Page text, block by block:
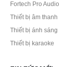
Fortech Pro Audio
Thiết bị âm thanh
Thiết bị ánh sáng
Thiết bị karaoke